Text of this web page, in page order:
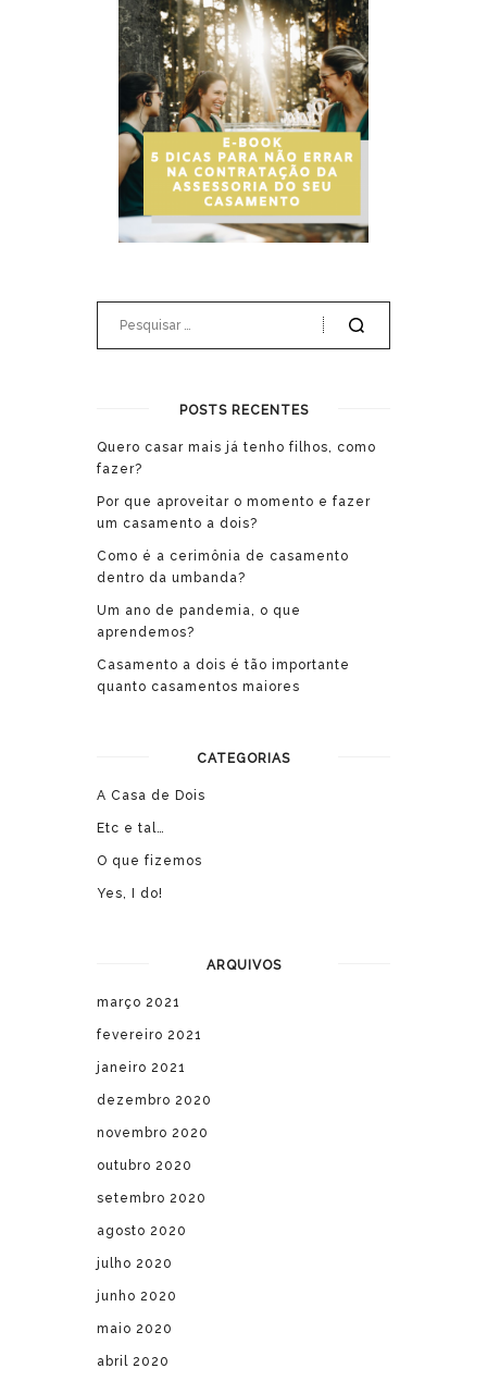
POSTS RECENTES
Quero casar mais já tenho filhos, como
fazer?
Por que aproveitar o momento e fazer
um casamento a dois?
Como é a cerimônia de casamento
dentro da umbanda?
Um ano de pandemia, o que
aprendemos?
Casamento a dois é tão importante
quanto casamentos maiores
CATEGORIAS
A Casa de Dois
Etc e tal…
O que fizemos
Yes, I do!
ARQUIVOS
março 2021
fevereiro 2021
janeiro 2021
dezembro 2020
novembro 2020
outubro 2020
setembro 2020
agosto 2020
julho 2020
junho 2020
maio 2020
abril 2020